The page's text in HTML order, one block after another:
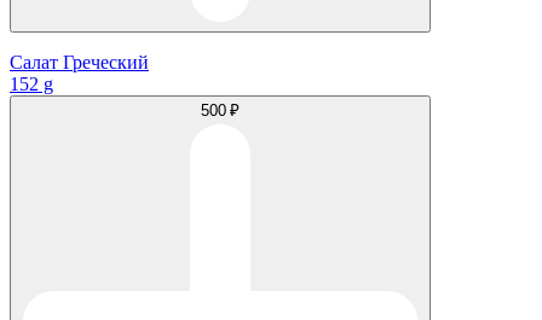
Салат Греческий
152 g
500 ₽